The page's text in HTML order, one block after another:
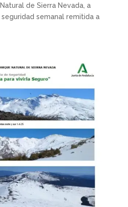
de Sierra Nevada, a
semanal remitida a